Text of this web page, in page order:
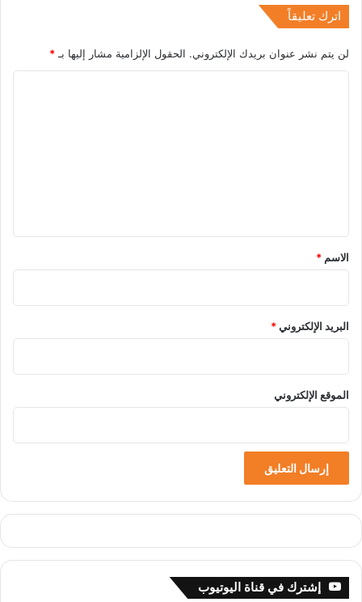
اترك تعليقاً
لن يتم نشر عنوان بريدك الإلكتروني. الحقول الإلزامية مشار إليها بـ*
*
الاسم *
البريد الإلكتروني*
الموقع الإلكتروني
إشترك في قناة اليوتيوب